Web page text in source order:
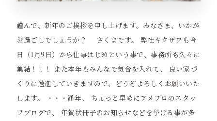
謹んで、新年のご挨拶を申し上げます。みなさま、いかが
お過ごしでしょうか？ さくまです。 弊社キクザワも今
日（1月9日）から仕事はじめという事で、事務所も久々に
集結！！！ また本年もみんなで気合を入れて、 良い家づ
くりに邁進していきますので、どうぞよろしくお願いいた
します。 ・・・通年、 ちょっと早めにアメブロのスタッ
フブログで、 年賀状冊子のお知らせなどを挙げる事が多